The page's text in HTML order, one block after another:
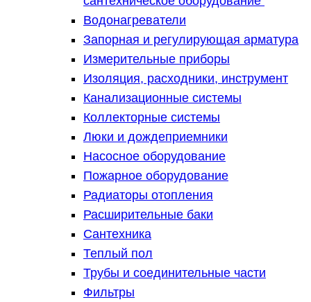
Водонагреватели
Запорная и регулирующая арматура
Измерительные приборы
Изоляция, расходники, инструмент
Канализационные системы
Коллекторные системы
Люки и дождеприемники
Насосное оборудование
Пожарное оборудование
Радиаторы отопления
Расширительные баки
Сантехника
Теплый пол
Трубы и соединительные части
Фильтры